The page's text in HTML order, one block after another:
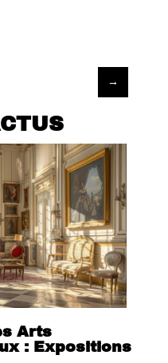
Arts
: Expositions